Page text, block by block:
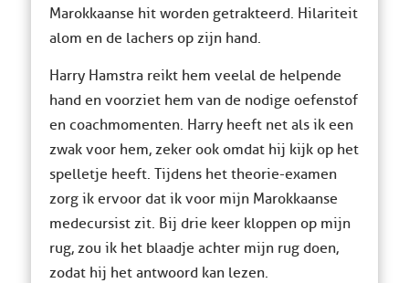
Marokkaanse hit worden getrakteerd. Hilariteit
alom en de lachers op zijn hand.
Harry Hamstra reikt hem veelal de helpende
hand en voorziet hem van de nodige oefenstof
en coachmomenten. Harry heeft net als ik een
zwak voor hem, zeker ook omdat hij kijk op het
spelletje heeft. Tijdens het theorie-examen
zorg ik ervoor dat ik voor mijn Marokkaanse
medecursist zit. Bij drie keer kloppen op mijn
rug, zou ik het blaadje achter mijn rug doen,
zodat hij het antwoord kan lezen.